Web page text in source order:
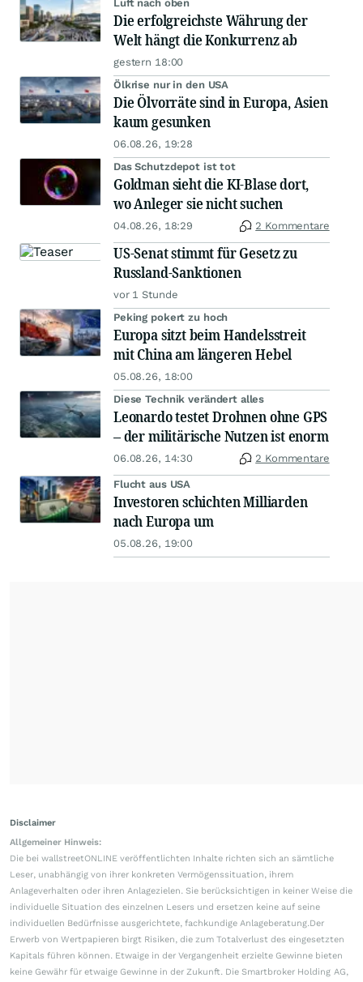
Luft nach oben
Die erfolgreichste Währung der
Welt hängt die Konkurrenz ab
gestern 18:00
Ölkrise nur in den USA
Die Ölvorräte sind in Europa, Asien
kaum gesunken
06.08.26, 19:28
Das Schutzdepot ist tot
Goldman sieht die KI-Blase dort,
wo Anleger sie nicht suchen
04.08.26, 18:29 2 Kommentare
US-Senat stimmt für Gesetz zu
Russland-Sanktionen
vor 1 Stunde
Peking pokert zu hoch
Europa sitzt beim Handelsstreit
mit China am längeren Hebel
05.08.26, 18:00
Diese Technik verändert alles
Leonardo testet Drohnen ohne GPS
– der militärische Nutzen ist enorm
06.08.26, 14:30 2 Kommentare
Flucht aus USA
Investoren schichten Milliarden
nach Europa um
05.08.26, 19:00
Disclaimer
Allgemeiner Hinweis:
Die bei wallstreetONLINE veröffentlichten Inhalte richten sich an sämtliche
Leser, unabhängig von ihrer konkreten Vermögenssituation, ihrem
Anlageverhalten oder ihren Anlagezielen. Sie berücksichtigen in keiner Weise die
individuelle Situation des einzelnen Lesers und ersetzen keine auf seine
individuellen Bedürfnisse ausgerichtete, fachkundige Anlageberatung.Der
Erwerb von Wertpapieren birgt Risiken, die zum Totalverlust des eingesetzten
Kapitals führen können. Etwaige in der Vergangenheit erzielte Gewinne bieten
keine Gewähr für etwaige Gewinne in der Zukunft. Die Smartbroker Holding AG,